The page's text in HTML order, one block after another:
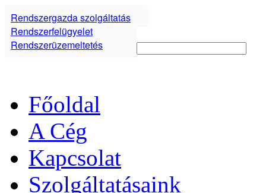
Rendszergazda szolgáltatás
Rendszerfelügyelet
Rendszerüzemeltetés
Főoldal
A Cég
Kapcsolat
Szolgáltatásaink